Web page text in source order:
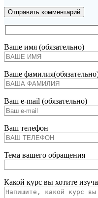
Ваше имя (обязательно)
Ваше
Ваш e-mail (обязательно)
Ваш телефон
Тема вашего обращения
Какой курс вы хотите